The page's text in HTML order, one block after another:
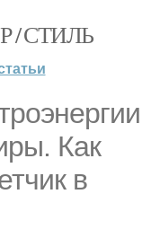
/ СТИЛЬ
Как
в